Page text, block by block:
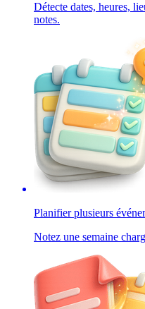
Détecte dates, heures,
notes.
Planifier plusieurs
Notez une semaine